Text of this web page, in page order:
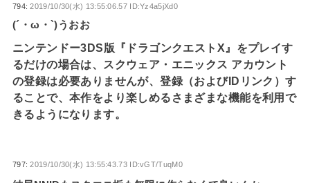
794:2019/10/30(水) 13:55:06.57 ID:Yz4a5jXd0
(´・ω・`)うおお
ニンテンドー3DS版『ドラゴンクエストX』をプレイす
るだけの場合は、スクウェア・エニックス アカウント
の登録は必要ありませんが、登録（およびIDリンク）す
ることで、本作をより楽しめるさまざまな機能を利用で
きるようになります。
797:2019/10/30(水) 13:55:43.73 ID:vGT/TuqM0